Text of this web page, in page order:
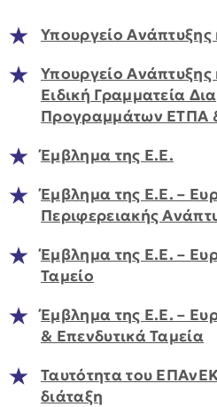
Υπουργείο
Υπουργείο
Ειδική Γραμματεία
Προγραμμάτων ΕΤΠΑ
Έμβλημα της Ε.Ε.
Έμβλημα της Ε.Ε. –
Περιφερειακής
Έμβλημα της Ε.Ε. –
Ταμείο
Έμβλημα της Ε.Ε. –
& Επενδυτικά Ταμεία
Ταυτότητα του
διάταξη